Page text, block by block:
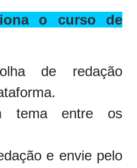
o curso de
de redação
tema entre os
e envie pelo